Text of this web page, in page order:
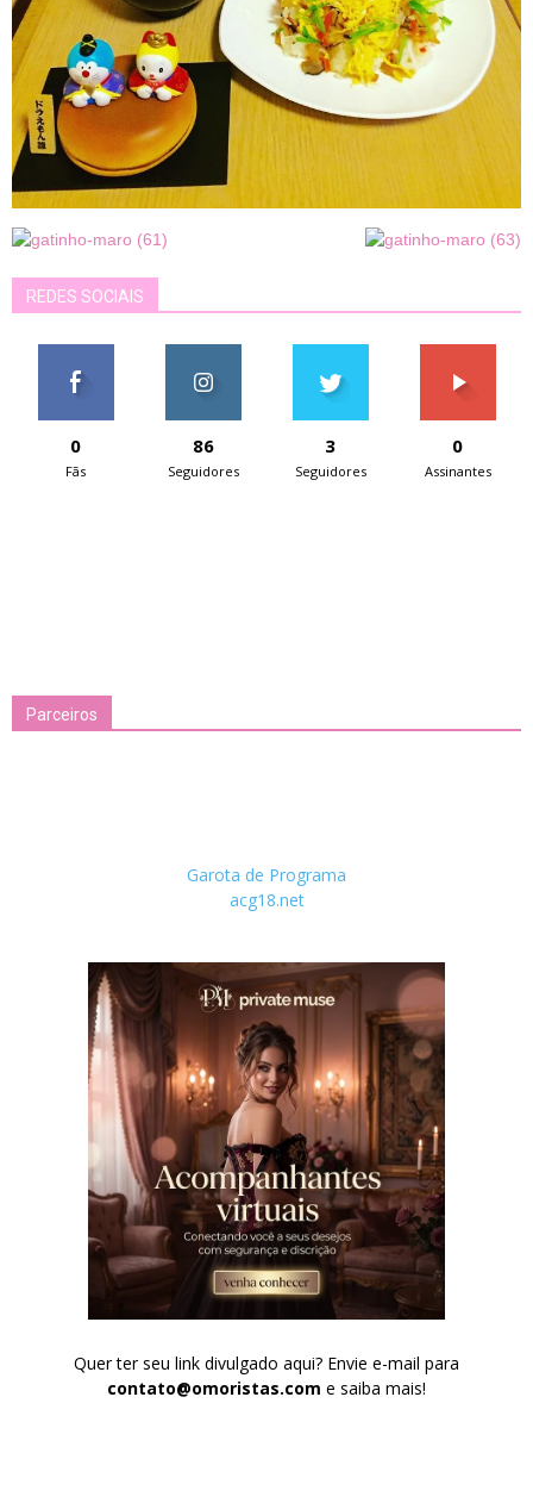
REDES SOCIAIS
0
Fãs
86
Seguidores
3
Seguidores
0
Assinantes
Parceiros
Garota de Programa
acg18.net
Quer ter seu link divulgado aqui? Envie e-mail para
contato@omoristas.com e saiba mais!